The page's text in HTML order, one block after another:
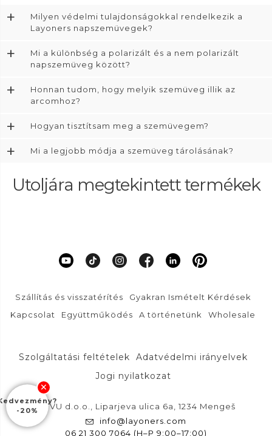
+
Milyen védelmi tulajdonságokkal rendelkezik a
Layoners napszemüvegek?
+
Mi a különbség a polarizált és a nem polarizált
napszemüveg között?
+
Honnan tudom, hogy melyik szemüveg illik az
arcomhoz?
+ Hogyan tisztítsam meg a szemüvegem?
+ Mi a legjobb módja a szemüveg tárolásának?
Utoljára megtekintett termékek
Szállítás és visszatérítés
Gyakran Ismételt Kérdések
Kapcsolat
Együttműködés A történetünk Wholesale
Szolgáltatási feltételek
Adatvédelmi irányelvek
Jogi nyilatkozat
DFVU d.o.o., Liparjeva ulica 6a, 1234 Mengeš
info@layoners.com
06 21 300 7064 (H–P 9:00–17:00)
-20%